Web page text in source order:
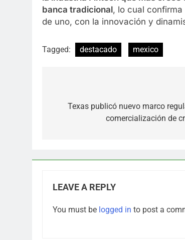
banca tradicional, lo cual
de uno, con la innovación y
Tagged: destacado mexico
navigation
Texas publicó nuevo marco
comercialización de
LEAVE A REPLY
You must be logged in to post a